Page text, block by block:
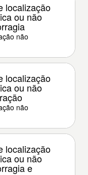
localização
ou não
não
localização
ou não
não
localização
ou não
e